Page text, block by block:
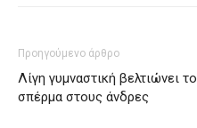
Προηγούμενο άρθρο
Λίγη γυμναστική βελτιώνει το
σπέρμα στους άνδρες